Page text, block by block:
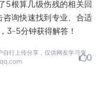
算几级伤残的相关回
询快速找到专业、合适
3~5分钟获得解答！
自行上传分享，仅供网友学习交0